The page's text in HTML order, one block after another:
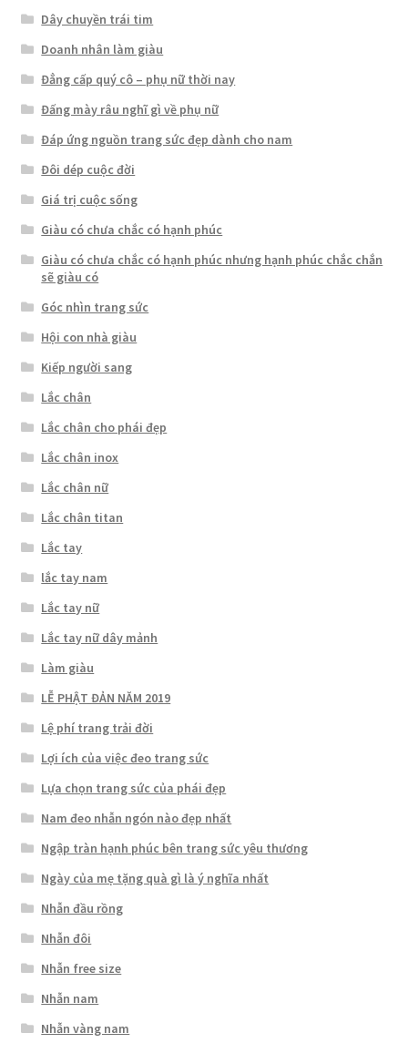
Dây chuyền trái tim
Doanh nhân làm giàu
Đẳng cấp quý cô – phụ nữ thời nay
Đấng mày râu nghĩ gì về phụ nữ
Đáp ứng nguồn trang sức đẹp dành cho nam
Đôi dép cuộc đời
Giá trị cuộc sống
Giàu có chưa chắc có hạnh phúc
Giàu có chưa chắc có hạnh phúc nhưng hạnh phúc chắc chắn
sẽ giàu có
Góc nhìn trang sức
Hội con nhà giàu
Kiếp người sang
Lắc chân
Lắc chân cho phái đẹp
Lắc chân inox
Lắc chân nữ
Lắc chân titan
Lắc tay
lắc tay nam
Lắc tay nữ
Lắc tay nữ dây mảnh
Làm giàu
LỄ PHẬT ĐẢN NĂM 2019
Lệ phí trang trải đời
Lợi ích của việc đeo trang sức
Lựa chọn trang sức của phái đẹp
Nam đeo nhẫn ngón nào đẹp nhất
Ngập tràn hạnh phúc bên trang sức yêu thương
Ngày của mẹ tặng quà gì là ý nghĩa nhất
Nhẫn đầu rồng
Nhẫn đôi
Nhẫn free size
Nhẫn nam
Nhẫn vàng nam